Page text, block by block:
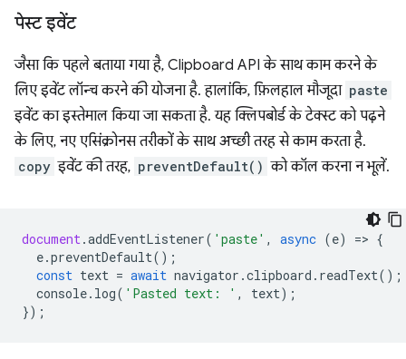
पेस्ट इवेंट
जैसा कि पहले बताया गया है, Clipboard API के साथ काम करने के
लिए इवेंट लॉन्च करने की योजना है. हालांकि, फ़िलहाल मौजूदा paste
इवेंट का इस्तेमाल किया जा सकता है. यह क्लिपबोर्ड के टेक्स्ट को पढ़ने
के लिए, नए एसिंक्रोनस तरीकों के साथ अच्छी तरह से काम करता है.
copy इवेंट की तरह, preventDefault() को कॉल करना न भूलें.
document.addEventListener( 'paste' , async (e) => {
e.preventDefault();
const text = await navigator .clipboard . readText();
console. log( 'Pasted text: ' , text);
});